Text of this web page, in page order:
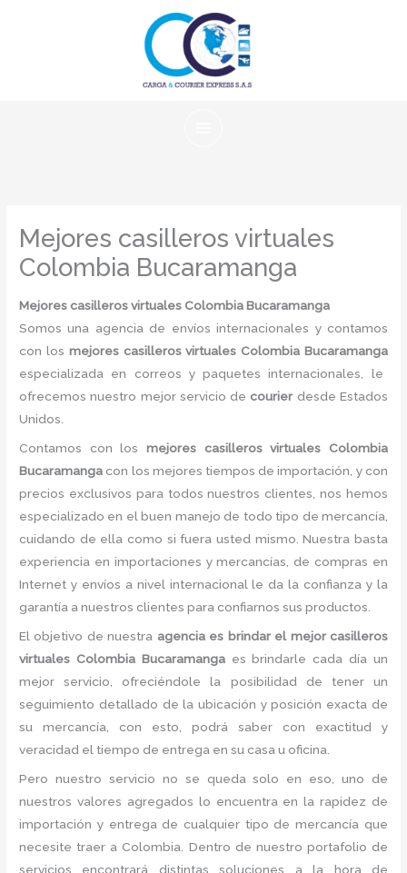
Mejores casilleros virtuales
Colombia Bucaramanga
Mejores casilleros virtuales Colombia Bucaramanga
Somos una agencia de envíos internacionales y contamos
con los mejores casilleros virtuales Colombia Bucaramanga
especializada en correos y paquetes internacionales, le
ofrecemos nuestro mejor servicio de courier desde Estados
Unidos.
Contamos con los mejores casilleros virtuales Colombia
Bucaramanga con los mejores tiempos de importación, y con
precios exclusivos para todos nuestros clientes, nos hemos
especializado en el buen manejo de todo tipo de mercancía,
cuidando de ella como si fuera usted mismo. Nuestra basta
experiencia en importaciones y mercancías, de compras en
Internet y envíos a nivel internacional le da la confianza y la
garantía a nuestros clientes para confiarnos sus productos.
El objetivo de nuestra agencia es brindar el mejor casilleros
virtuales Colombia Bucaramangaes brindarle cada día un
mejor servicio, ofreciéndole la posibilidad de tener un
seguimiento detallado de la ubicación y posición exacta de
su mercancía, con esto, podrá saber con exactitud y
veracidad el tiempo de entrega en su casa u oficina.
Pero nuestro servicio no se queda solo en eso, uno de
nuestros valores agregados lo encuentra en la rapidez de
importación y entrega de cualquier tipo de mercancía que
necesite traer a Colombia. Dentro de nuestro portafolio de
servicios encontrará distintas soluciones a la hora de